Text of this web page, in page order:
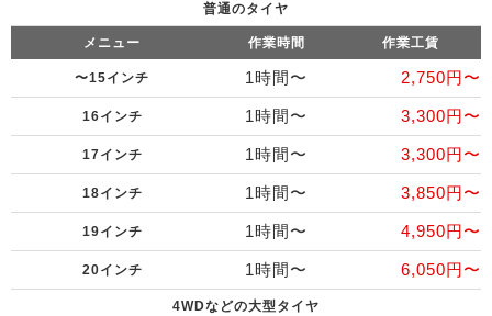
普通のタイヤ
メニュー 作業時間 作業工賃
〜15インチ 1時間〜 2,750円〜
16インチ 1時間〜 3,300円〜
17インチ 1時間〜 3,300円〜
18インチ 1時間〜 3,850円〜
19インチ 1時間〜 4,950円〜
20インチ 1時間〜 6,050円〜
4WDなどの大型タイヤ